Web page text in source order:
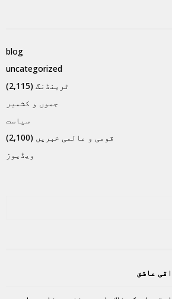
blog
uncategorized
ٹرینڈنگ (2,115)
جموں و کشمیر
سیاست
قومی و عالمی خبریں (2,100)
ویڈیوز
عاشق